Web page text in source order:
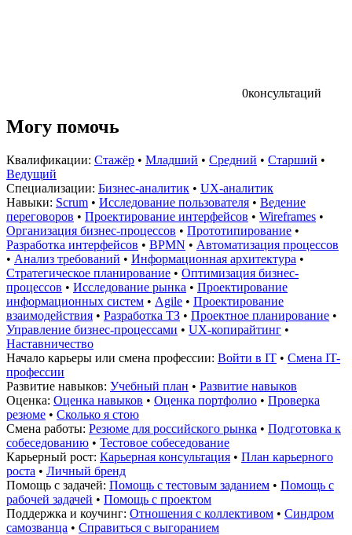
0консультаций
Могу помочь
Квалификации: Стажёр • Младший • Средний • Старший •
Ведущий
Специализации: Бизнес-аналитик • UX-аналитик
Навыки: Scrum • Исследование пользователя • Ведение
переговоров • Проектирование интерфейсов • Wireframes •
Организация бизнес-процессов • Прототипирование •
Разработка интерфейсов • BPMN • Автоматизация процессов
• Анализ требований • Информационная архитектура •
Стратегическое планирование • Оптимизация бизнес-
процессов • Исследование рынка • Проектирование
информационных систем • Agile • Проектирование
взаимодействия • Разработка ТЗ • Проектное планирование •
Управление бизнес-процессами • UX-копирайтинг •
Наставничество
Начало карьеры или смена профессии: Войти в IT • Смена IT-
профессии
Развитие навыков: Учебный план • Развитие навыков
Оценка: Оценка навыков • Оценка портфолио • Проверка
резюме • Сколько я стою
Смена работы: Резюме для российского рынка • Подготовка к
собеседованию • Тестовое собеседование
Карьерный рост: Карьерная консультация • План карьерного
роста • Личный бренд
Помощь с задачей: Помощь с тестовым заданием • Помощь с
рабочей задачей • Помощь с проектом
Поддержка и коучинг: Отношения с коллективом • Синдром
самозванца • Справиться с выгоранием